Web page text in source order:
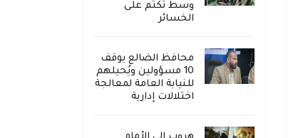
وسط تكتم على
الخسائر
محافظ الضالع يوقف
10 مسؤولين ويُحيلهم
للنيابة العامة لمعالجة
اختلالات إدارية